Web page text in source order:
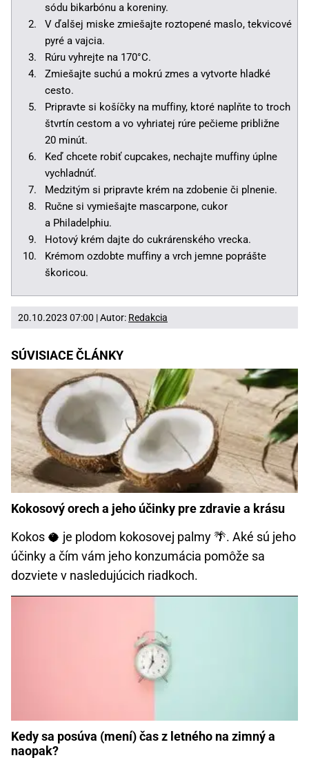
sódu bikarbónu a koreniny.
V ďalšej miske zmiešajte roztopené maslo, tekvicové
pyré a vajcia.
Rúru vyhrejte na 170°C.
Zmiešajte suchú a mokrú zmes a vytvorte hladké
cesto.
Pripravte si košíčky na muffiny, ktoré naplňte to troch
štvrtín cestom a vo vyhriatej rúre pečieme približne
20 minút.
Keď chcete robiť cupcakes, nechajte muffiny úplne
vychladnúť.
Medzitým si pripravte krém na zdobenie či plnenie.
Ručne si vymiešajte mascarpone, cukor
a Philadelphiu.
Hotový krém dajte do cukrárenského vrecka.
Krémom ozdobte muffiny a vrch jemne poprášte
škoricou.
20.10.2023 07:00 | Autor: Redakcia
SÚVISIACE ČLÁNKY
Kokosový orech a jeho účinky pre zdravie a krásu
Kokos 🥥 je plodom kokosovej palmy 🌴. Aké sú jeho
účinky a čím vám jeho konzumácia pomôže sa
dozviete v nasledujúcich riadkoch.
Kedy sa posúva (mení) čas z letného na zimný a
naopak?